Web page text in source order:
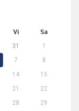
Vi Sa
31
1
7
8
14
15
21
22
28
29